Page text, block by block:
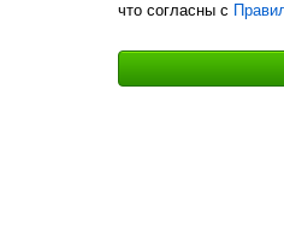
что согласны с